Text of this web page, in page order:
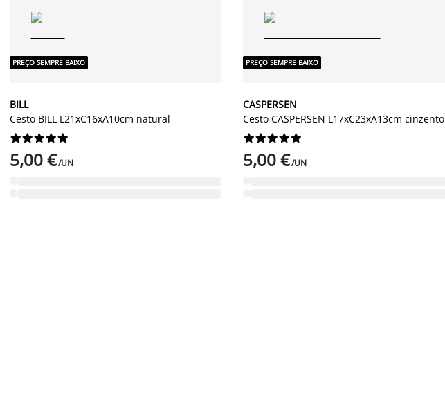
PREÇO SEMPRE BAIXO
BILL
Cesto BILL L21xC16xA10cm natural






5,00 €/UN
PREÇO SEMPRE BAIXO
CASPERSEN
Cesto CASPERSEN L17xC23xA13cm cinzento






5,00 €/UN